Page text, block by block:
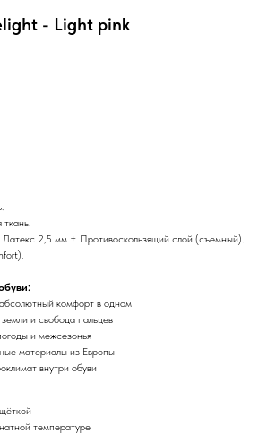
- Light pink
ткань.
2,5 мм + Противоскользящий слой (съемный).
комфорт в одном
и свобода пальцев
и межсезонья
материалы из Европы
внутри обуви
температуре